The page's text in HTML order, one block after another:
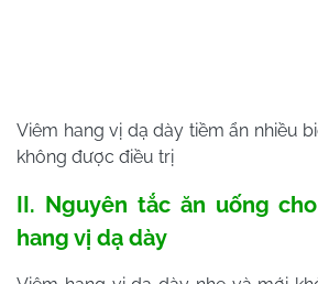
Viêm hang vị dạ dày tiềm ẩn nhiều
không được điều trị
II. Nguyên tắc ăn uống
hang vị dạ dày